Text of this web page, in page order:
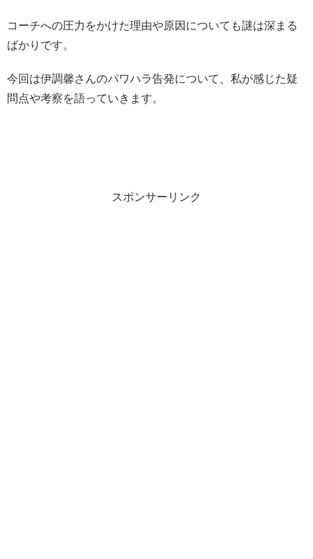
コーチへの圧力をかけた理由や原因についても謎は深まる
ばかりです。
今回は伊調馨さんのパワハラ告発について、私が感じた疑
問点や考察を語っていきます。
スポンサーリンク